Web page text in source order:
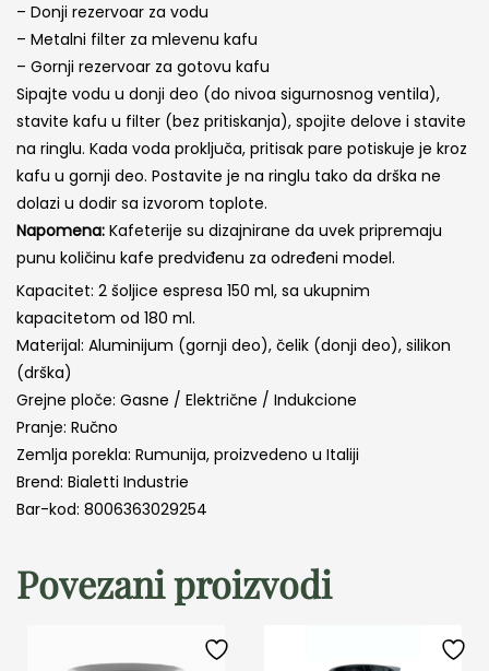
– Donji rezervoar za vodu
– Metalni filter za mlevenu kafu
– Gornji rezervoar za gotovu kafu
Sipajte vodu u donji deo (do nivoa sigurnosnog ventila),
stavite kafu u filter (bez pritiskanja), spojite delove i stavite
na ringlu. Kada voda proključa, pritisak pare potiskuje je kroz
kafu u gornji deo. Postavite je na ringlu tako da drška ne
dolazi u dodir sa izvorom toplote.
Napomena: Kafeterije su dizajnirane da uvek pripremaju
punu količinu kafe predviđenu za određeni model.
Kapacitet: 2 šoljice espresa 150 ml, sa ukupnim
kapacitetom od 180 ml.
Materijal: Aluminijum (gornji deo), čelik (donji deo), silikon
(drška)
Grejne ploče: Gasne / Električne / Indukcione
Pranje: Ručno
Zemlja porekla: Rumunija, proizvedeno u Italiji
Brend: Bialetti Industrie
Bar-kod: 8006363029254
Povezani proizvodi